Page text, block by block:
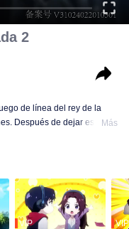
2
de línea del rey de la
Después de dejar esta
inaugurada, con
por sí mismo,
Más
VIP VIP